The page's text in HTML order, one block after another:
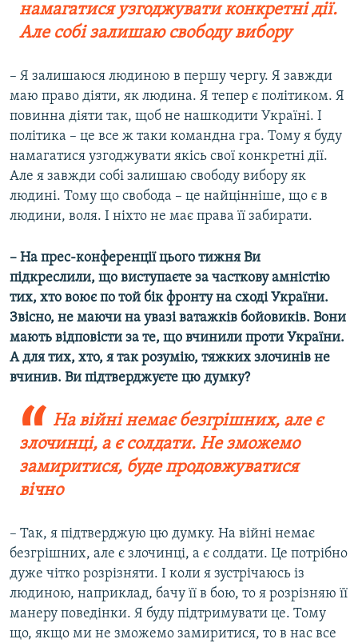
намагатися узгоджувати конкретні дії.
Але собі залишаю свободу вибору
– Я залишаюся людиною в першу чергу. Я завжди
маю право діяти, як людина. Я тепер є політиком. Я
повинна діяти так, щоб не нашкодити Україні. І
політика – це все ж таки командна гра. Тому я буду
намагатися узгоджувати якісь свої конкретні дії.
Але я завжди собі залишаю свободу вибору як
людині. Тому що свобода – це найцінніше, що є в
людини, воля. І ніхто не має права її забирати.
– На прес-конференції цього тижня Ви
підкреслили, що виступаєте за часткову амністію
тих, хто воює по той бік фронту на сході України.
Звісно, не маючи на увазі ватажків бойовиків. Вони
мають відповісти за те, що вчинили проти України.
А для тих, хто, я так розумію, тяжких злочинів не
вчинив. Ви підтверджуєте цю думку?
На війні немає безгрішних, але є
злочинці, а є солдати. Не зможемо
замиритися, буде продовжуватися
вічно
– Так, я підтверджую цю думку. На війні немає
безгрішних, але є злочинці, а є солдати. Це потрібно
дуже чітко розрізняти. І коли я зустрічаюсь із
людиною, наприклад, бачу її в бою, то я розрізняю її
манеру поведінки. Я буду підтримувати це. Тому
що, якщо ми не зможемо замиритися, то в нас все